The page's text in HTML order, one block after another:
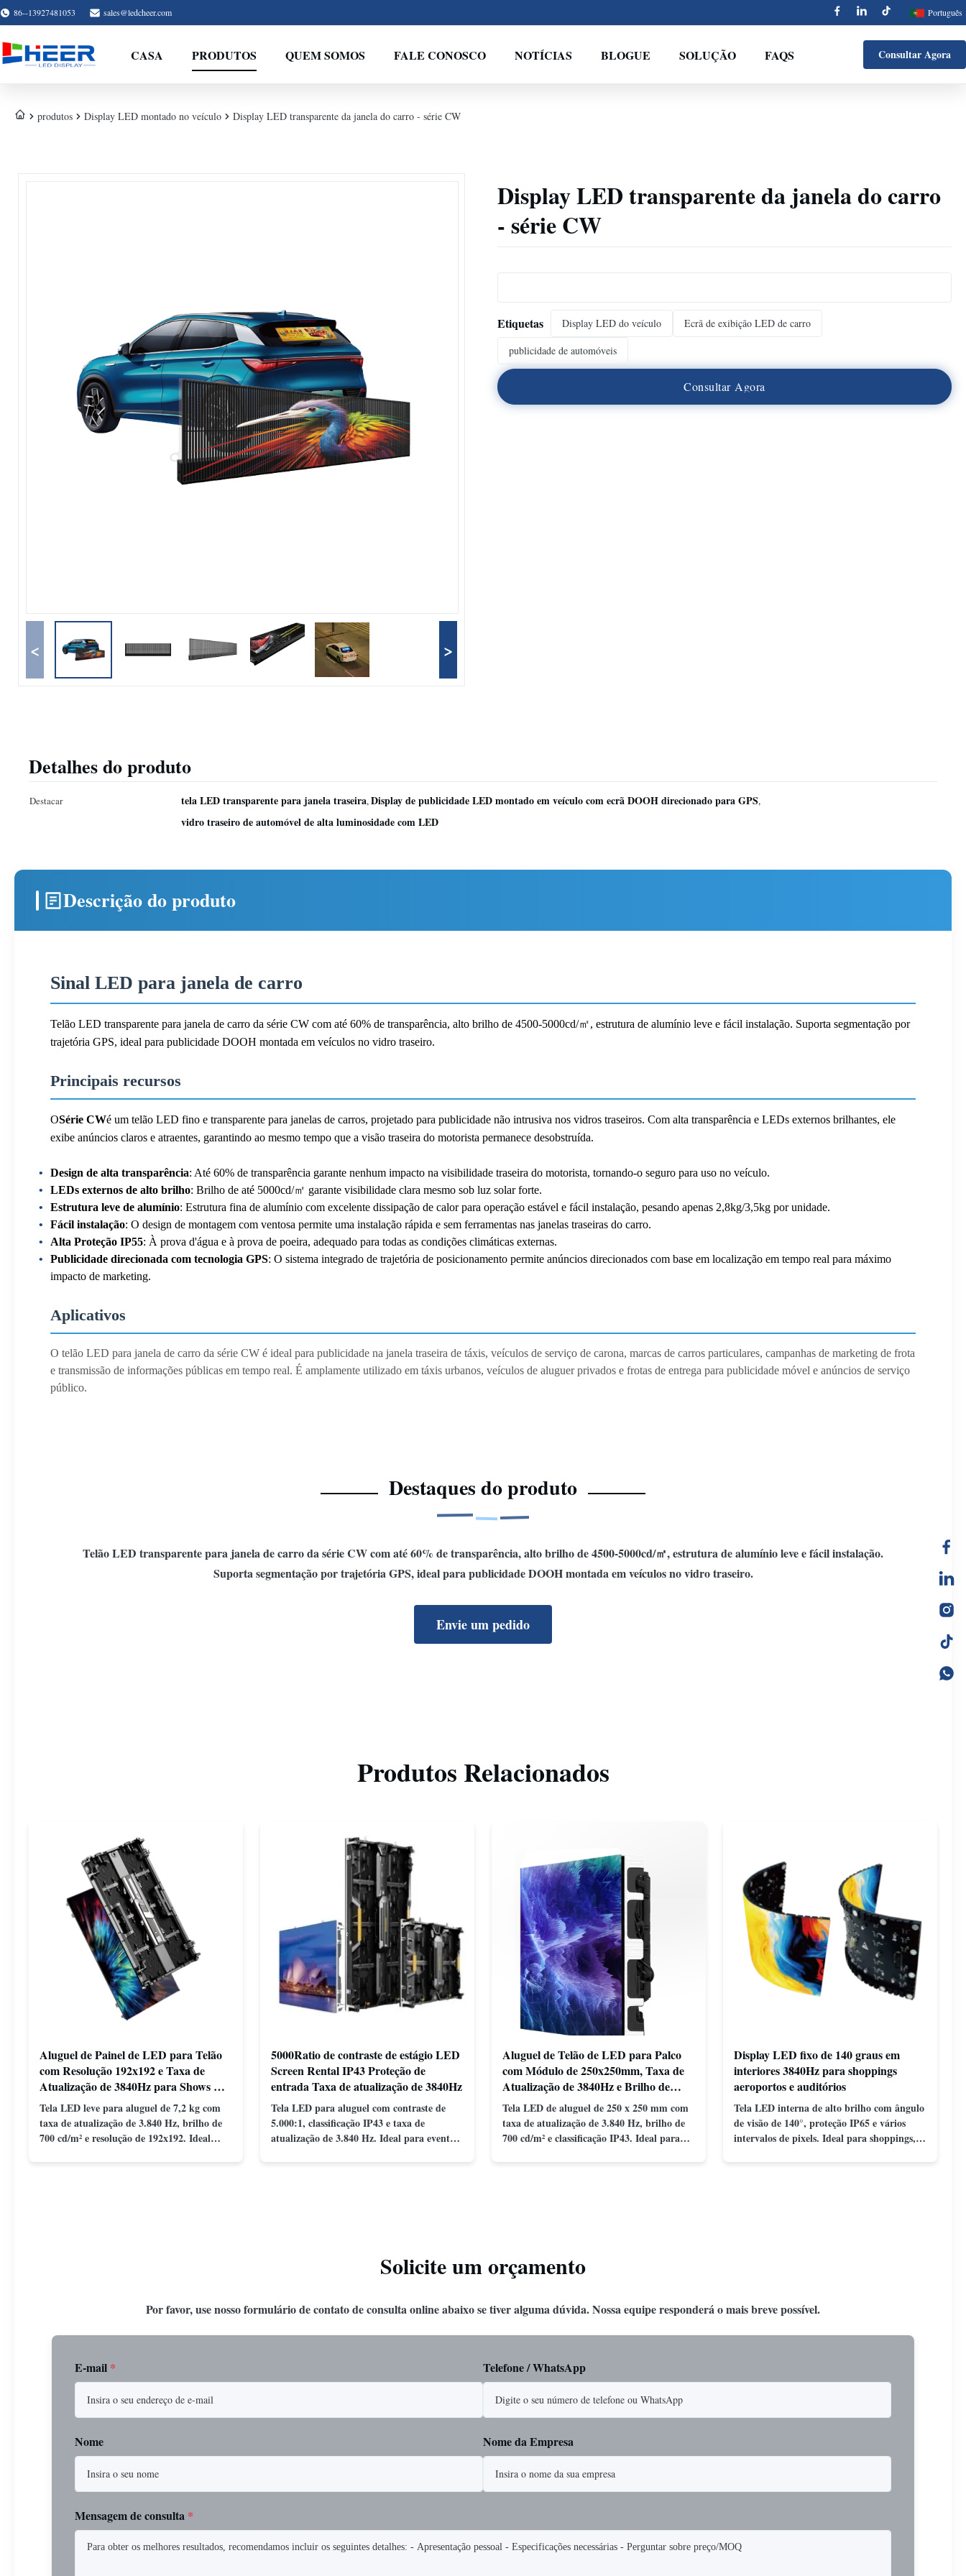
86--13927481053 sales@ledcheer.com Português
CASA PRODUTOS QUEM SOMOS FALE CONOSCO NOTÍCIAS BLOGUE SOLUÇÃO FAQS Consultar Agora
produtos Display LED montado no veículo Display LED transparente da janela do carro - série CW
< >
Display LED transparente da janela do carro
- série CW
Etiquetas Display LED do veículo
Ecrã de exibição LED de carro
publicidade de automóveis
Consultar Agora
Detalhes do produto
Destacar tela LED transparente para janela traseira,Display de publicidade LED montado em veículo com ecrã DOOH direcionado para GPS,
vidro traseiro de automóvel de alta luminosidade com LED
Descrição do produto
Sinal LED para janela de carro
Telão LED transparente para janela de carro da série CW com até 60% de transparência, alto brilho de 4500-5000cd/㎡, estrutura de alumínio leve e fácil instalação. Suporta segmentação por
trajetória GPS, ideal para publicidade DOOH montada em veículos no vidro traseiro.
Principais recursos
OSérie CWé um telão LED fino e transparente para janelas de carros, projetado para publicidade não intrusiva nos vidros traseiros. Com alta transparência e LEDs externos brilhantes, ele
exibe anúncios claros e atraentes, garantindo ao mesmo tempo que a visão traseira do motorista permanece desobstruída.
Design de alta transparência: Até 60% de transparência garante nenhum impacto na visibilidade traseira do motorista, tornando-o seguro para uso no veículo.
LEDs externos de alto brilho: Brilho de até 5000cd/㎡ garante visibilidade clara mesmo sob luz solar forte.
Estrutura leve de alumínio: Estrutura fina de alumínio com excelente dissipação de calor para operação estável e fácil instalação, pesando apenas 2,8kg/3,5kg por unidade.
Fácil instalação: O design de montagem com ventosa permite uma instalação rápida e sem ferramentas nas janelas traseiras do carro.
Alta Proteção IP55: À prova d'água e à prova de poeira, adequado para todas as condições climáticas externas.
Publicidade direcionada com tecnologia GPS: O sistema integrado de trajetória de posicionamento permite anúncios direcionados com base em localização em tempo real para máximo
impacto de marketing.
Aplicativos
O telão LED para janela de carro da série CW é ideal para publicidade na janela traseira de táxis, veículos de serviço de carona, marcas de carros particulares, campanhas de marketing de frota
e transmissão de informações públicas em tempo real. É amplamente utilizado em táxis urbanos, veículos de aluguer privados e frotas de entrega para publicidade móvel e anúncios de serviço
público.
Destaques do produto
Telão LED transparente para janela de carro da série CW com até 60% de transparência, alto brilho de 4500-5000cd/㎡, estrutura de alumínio leve e fácil instalação.
Suporta segmentação por trajetória GPS, ideal para publicidade DOOH montada em veículos no vidro traseiro.
Envie um pedido
Produtos Relacionados
Aluguel de Painel de LED para Telão
com Resolução 192x192 e Taxa de
Atualização de 3840Hz para Shows Ao
Vivo
Tela LED leve para aluguel de 7,2 kg com
taxa de atualização de 3.840 Hz, brilho de
700 cd/m² e resolução de 192x192. Ideal
5000Ratio de contraste de estágio LED
Screen Rental IP43 Proteção de
entrada Taxa de atualização de 3840Hz
Tela LED para aluguel com contraste de
5.000:1, classificação IP43 e taxa de
atualização de 3.840 Hz. Ideal para eventos
Aluguel de Telão de LED para Palco
com Módulo de 250x250mm, Taxa de
Atualização de 3840Hz e Brilho de
700cd/M2
Tela LED de aluguel de 250 x 250 mm com
taxa de atualização de 3.840 Hz, brilho de
700 cd/m² e classificação IP43. Ideal para
Display LED fixo de 140 graus em
interiores 3840Hz para shoppings
aeroportos e auditórios
Tela LED interna de alto brilho com ângulo
de visão de 140°, proteção IP65 e vários
intervalos de pixels. Ideal para shoppings,
Solicite um orçamento
Por favor, use nosso formulário de contato de consulta online abaixo se tiver alguma dúvida. Nossa equipe responderá o mais breve possível.
E-mail * Telefone / WhatsApp
Nome Nome da Empresa
Mensagem de consulta *